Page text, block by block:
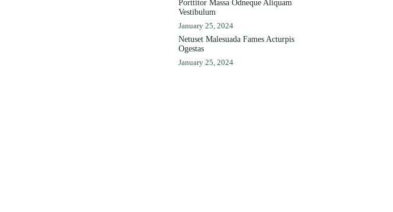
Porttitor Massa Odneque Aliquam
Vestibulum
January 25, 2024
Netuset Malesuada Fames Acturpis
Ogestas
January 25, 2024